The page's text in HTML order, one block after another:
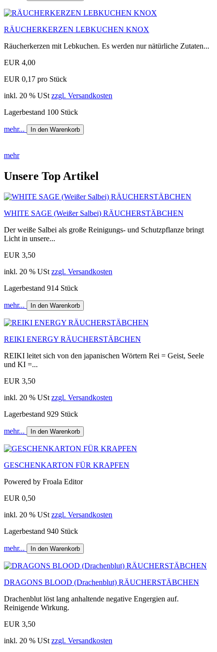
RÄUCHERKERZEN LEBKUCHEN KNOX
Räucherkerzen mit Lebkuchen. Es werden nur nätürliche Zutaten...
EUR 4,00
EUR 0,17 pro Stück
inkl. 20 % USt zzgl. Versandkosten
Lagerbestand 100 Stück
mehr... In den Warenkorb
mehr
Unsere Top Artikel
WHITE SAGE (Weißer Salbei) RÄUCHERSTÄBCHEN
Der weiße Salbei als große Reinigungs- und Schutzpflanze bringt
Licht in unsere...
EUR 3,50
inkl. 20 % USt zzgl. Versandkosten
Lagerbestand 914 Stück
mehr... In den Warenkorb
REIKI ENERGY RÄUCHERSTÄBCHEN
REIKI leitet sich von den japanischen Wörtern Rei = Geist, Seele
und KI =...
EUR 3,50
inkl. 20 % USt zzgl. Versandkosten
Lagerbestand 929 Stück
mehr... In den Warenkorb
GESCHENKARTON FÜR KRAPFEN
Powered by Froala Editor
EUR 0,50
inkl. 20 % USt zzgl. Versandkosten
Lagerbestand 940 Stück
mehr... In den Warenkorb
DRAGONS BLOOD (Drachenblut) RÄUCHERSTÄBCHEN
Drachenblut löst lang anhaltende negative Engergien auf.
Reinigende Wirkung.
EUR 3,50
inkl. 20 % USt zzgl. Versandkosten